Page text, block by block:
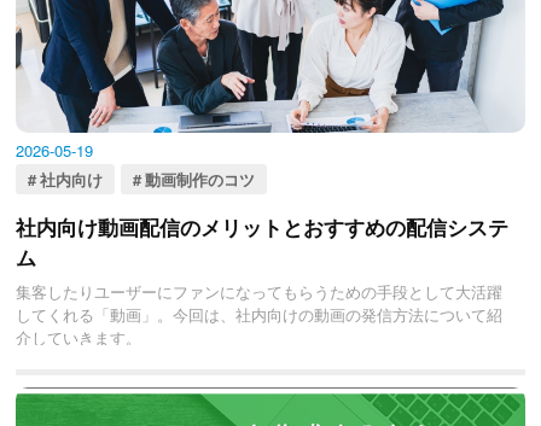
2026-05-19
社内向け
動画制作のコツ
社内向け動画配信のメリットとおすすめの配信システ
ム
集客したりユーザーにファンになってもらうための手段として大活躍
してくれる「動画」。今回は、社内向けの動画の発信方法について紹
介していきます。